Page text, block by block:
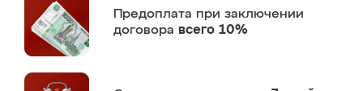
Предоплата при заключении
договора всего 10%